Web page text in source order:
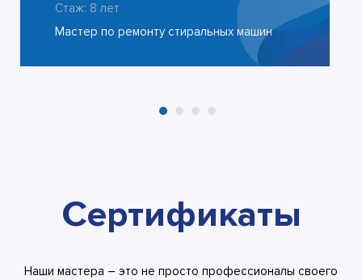
Стаж: 8 лет
Мастер по ремонту стиральных машин
Сертификаты
Наши мастера – это не просто профессионалы своего